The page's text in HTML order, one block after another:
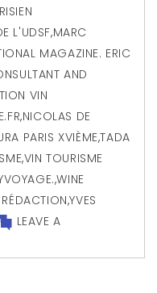
L'UDSF,MARC
MAGAZINE. ERIC
AND
VIN
,NICOLAS DE
PARIS XVIÈME,TADA
,VIN TOURISME
,WINE
,YVES
LEAVE A